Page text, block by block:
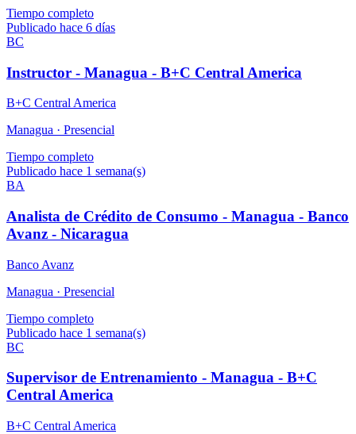
Tiempo completo
Publicado hace 6 días
BC
Instructor - Managua - B+C Central America
B+C Central America
Managua · Presencial
Tiempo completo
Publicado hace 1 semana(s)
BA
Analista de Crédito de Consumo - Managua - Banco
Avanz - Nicaragua
Banco Avanz
Managua · Presencial
Tiempo completo
Publicado hace 1 semana(s)
BC
Supervisor de Entrenamiento - Managua - B+C
Central America
B+C Central America